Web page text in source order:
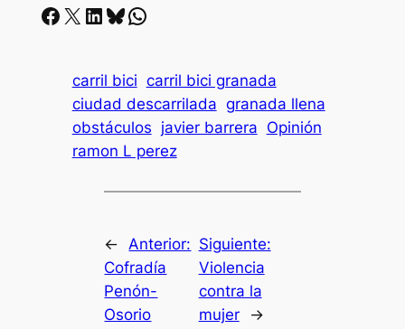
Facebook X LinkedIn Bluesky Whatsapp
carril bici carril bici granada
ciudad descarrilada granada llena
obstáculos javier barrera Opinión
ramon L perez
←
Anterior:
Cofradía
Penón-
Osorio
Siguiente:
Violencia
contra la
mujer
→